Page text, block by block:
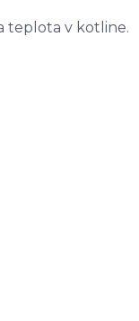
teplota v kotline.